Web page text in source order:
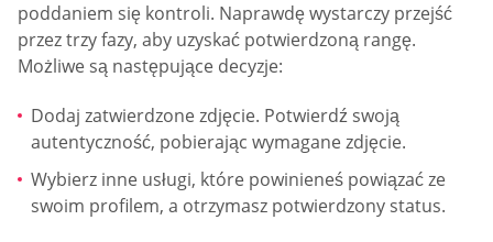
poddaniem się kontroli. Naprawdę wystarczy przejść
przez trzy fazy, aby uzyskać potwierdzoną rangę.
Możliwe są następujące decyzje:
Dodaj zatwierdzone zdjęcie. Potwierdź swoją
autentyczność, pobierając wymagane zdjęcie.
Wybierz inne usługi, które powinieneś powiązać ze
swoim profilem, a otrzymasz potwierdzony status.